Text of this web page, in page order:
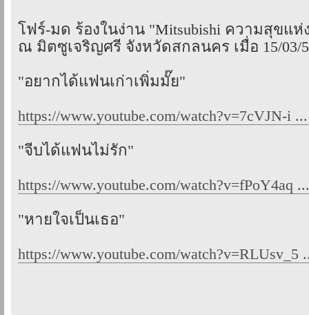
โฟร์-มด ร้องในง่าน "Mitsubishi ความสุขแห่
ณ มิตซูเจริญศรี จังหวัดสกลนคร เมื่อ 15/03/
"อยากได้แฟนเก่าเพิ่มมั๊ย"
https://www.youtube.com/watch?v=7cVJN-i
"จีบได้แฟนไม่รัก"
https://www.youtube.com/watch?v=fPoY4aq
"หายใจเป็นเธอ"
https://www.youtube.com/watch?v=RLUsv_5